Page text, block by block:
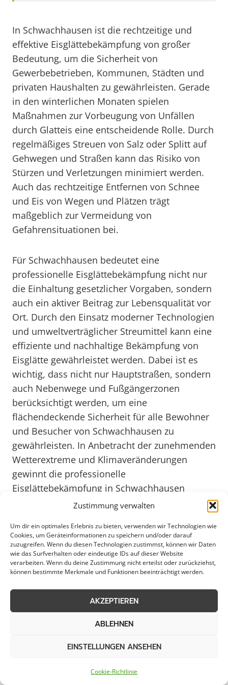
Zustimmung verwalten
Um dir ein optimales Erlebnis zu bieten, verwenden wir Technologien wie
Cookies, um Geräteinformationen zu speichern und/oder darauf
zuzugreifen. Wenn du diesen Technologien zustimmst, können wir Daten
wie das Surfverhalten oder eindeutige IDs auf dieser Website
verarbeiten. Wenn du deine Zustimmung nicht erteilst oder zurückziehst,
können bestimmte Merkmale und Funktionen beeinträchtigt werden.
AKZEPTIEREN
ABLEHNEN
EINSTELLUNGEN ANSEHEN
Cookie-Richtlinie
In Schwachhausen ist die rechtzeitige und
effektive Eisglättebekämpfung von großer
Bedeutung, um die Sicherheit von
Gewerbebetrieben, Kommunen, Städten und
privaten Haushalten zu gewährleisten. Gerade
in den winterlichen Monaten spielen
Maßnahmen zur Vorbeugung von Unfällen
durch Glatteis eine entscheidende Rolle. Durch
regelmäßiges Streuen von Salz oder Splitt auf
Gehwegen und Straßen kann das Risiko von
Stürzen und Verletzungen minimiert werden.
Auch das rechtzeitige Entfernen von Schnee
und Eis von Wegen und Plätzen trägt
maßgeblich zur Vermeidung von
Gefahrensituationen bei.
Für Schwachhausen bedeutet eine
professionelle Eisglättebekämpfung nicht nur
die Einhaltung gesetzlicher Vorgaben, sondern
auch ein aktiver Beitrag zur Lebensqualität vor
Ort. Durch den Einsatz moderner Technologien
und umweltverträglicher Streumittel kann eine
effiziente und nachhaltige Bekämpfung von
Eisglätte gewährleistet werden. Dabei ist es
wichtig, dass nicht nur Hauptstraßen, sondern
auch Nebenwege und Fußgängerzonen
berücksichtigt werden, um eine
flächendeckende Sicherheit für alle Bewohner
und Besucher von Schwachhausen zu
gewährleisten. In Anbetracht der zunehmenden
Wetterextreme und Klimaveränderungen
gewinnt die professionelle
Eisglättebekämpfung in Schwachhausen
zukünftig an noch größerer Bedeutung, um den
darüber hinaus gerecht zu werden.
Weitere Themen in
Schwachhausen
Bereitschaftsdienst Schneeabtransport